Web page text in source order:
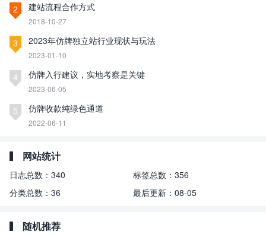
2 建站流程合作方式
2018-10-27
3 2023年仿牌独立站行业现状与玩法
2023-01-10
4 仿牌入行建议，实地考察是关键
2023-06-05
5 仿牌收款纯绿色通道
2022-06-11
网站统计
日志总数： 340 标签总数： 356
分类总数： 36 最后更新： 08-05
随机推荐